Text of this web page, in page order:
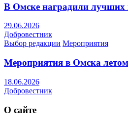
В Омске наградили лучших
29.06.2026
Добровестник
Выбор редакции Мероприятия
Мероприятия в Омска летом
18.06.2026
Добровестник
О сайте